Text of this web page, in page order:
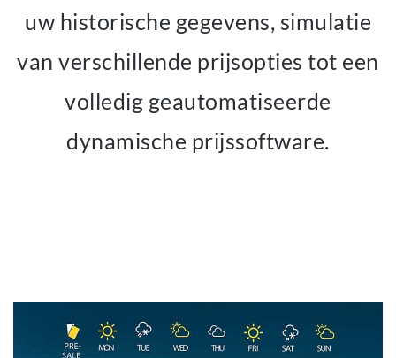
uw historische gegevens, simulatie
van verschillende prijsopties tot een
volledig geautomatiseerde
dynamische prijssoftware.